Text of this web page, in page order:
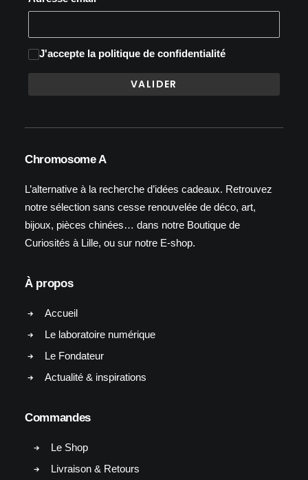
J'accepte la politique de confidentialité
Chromosome A
L’alternative à la recherche d’idées cadeaux. Retrouvez
notre sélection sans cesse renouvelée de déco, art,
bijoux, pièces chinées… dans notre Boutique de
Curiosités à Lille, ou sur notre E-shop.
À propos
Accueil
Le laboratoire numérique
Le Fondateur
Actualité & inspirations
Commandes
Le Shop
Livraison & Retours